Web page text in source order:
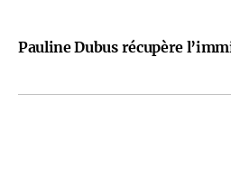
Pauline Dubus récupère